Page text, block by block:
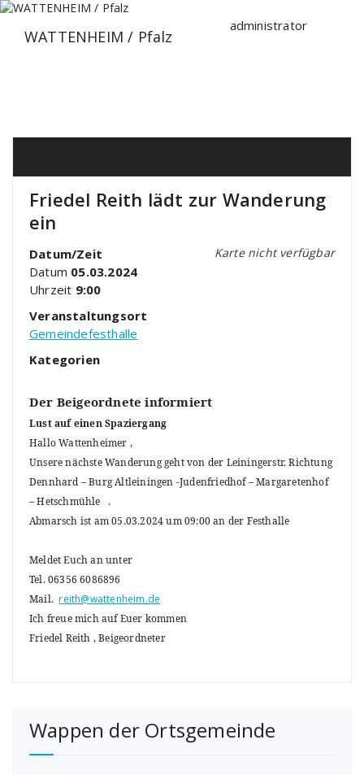
Zum
springenWATTENHEIM / Pfalz
administrator
Friedel Reith lädt zur Wanderung
ein
Karte nicht verfügbar
Datum/Zeit
Datum 05.03.2024
Uhrzeit 9:00
Veranstaltungsort
Gemeindefesthalle
Kategorien
Der Beigeordnete informiert
Lust auf einen Spaziergang
Hallo Wattenheimer ,
Unsere nächste Wanderung geht von der Leiningerstr. Richtung
Dennhard – Burg Altleiningen -Judenfriedhof – Margaretenhof
– Hetschmühle
.
Abmarsch ist am 05.03.2024 um 09:00 an der Festhalle
Meldet Euch an unter
Tel. 06356 6086896
Mail. reith@wattenheim.de
Ich freue mich auf Euer kommen
Friedel Reith , Beigeordneter
Wappen der Ortsgemeinde